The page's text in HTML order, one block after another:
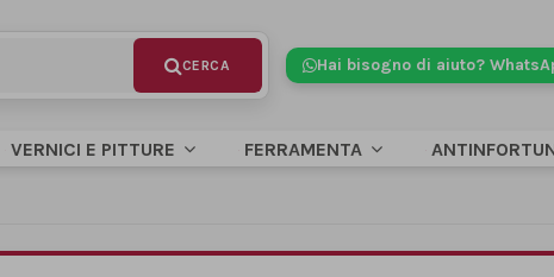
Hai bisogno di aiuto?
VERNICI E PITTURE FERRAMENTA